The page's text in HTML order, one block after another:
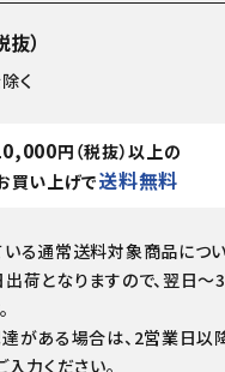
）
く
円（税抜）以上の
買い上げで送料無料
る通常送料対象商品につ
荷となりますので、翌日～
がある場合は、2営業日以
力ください。